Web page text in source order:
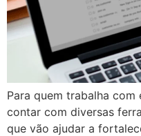
Para quem trabalha
contar com diversas
que vão ajudar a